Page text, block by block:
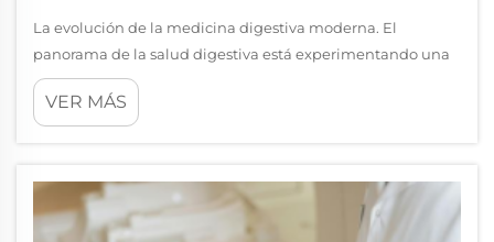
La evolución de la medicina digestiva moderna. El
panorama de la salud digestiva está experimentando una
transformación notable a medida que nuestros hábitos
alimenticios continúan evolucionando en el siglo XXI. Los
por c...
VER MÁS